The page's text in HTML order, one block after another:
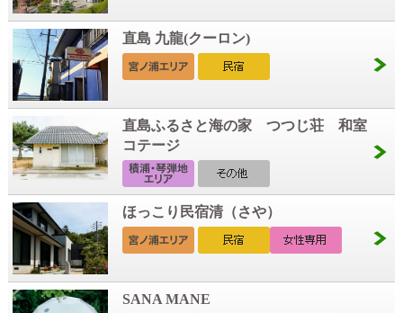
直島 九龍(クーロン)
直島ふるさと海の家 つつじ荘 和室
コテージ
ほっこり民宿清（さや）
SANA MANE